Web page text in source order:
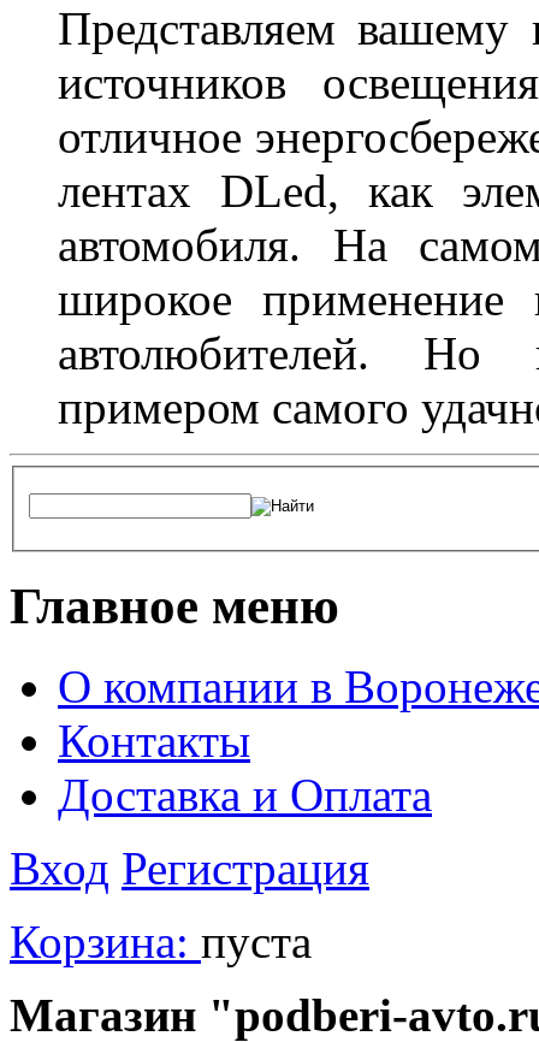
Представляем
источников
отличное
лентах DLed, как
автомобиля. На
широкое
автолюбителей. Но
примером самого
Главное меню
О компании в
Контакты
Доставка и Оплата
Вход Регистрация
Корзина: пуста
Магазин "podberi-